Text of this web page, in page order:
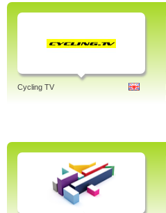
Cycling TV